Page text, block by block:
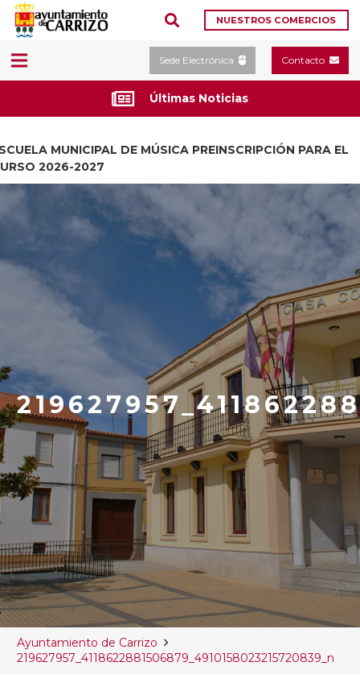
NUESTROS COMERCIOS
Sede Electrónica Contacto
Últimas Noticias
MUNICIPAL DE MÚSICA PREINSCRIPCIÓN PARA EL
2026-2027
Ayuntamiento de Carrizo
219627957_4118622881506879_4910158023215720839_n